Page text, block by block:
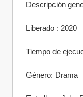
Descripción
Liberado : 2020
Tiempo de
Género: Drama